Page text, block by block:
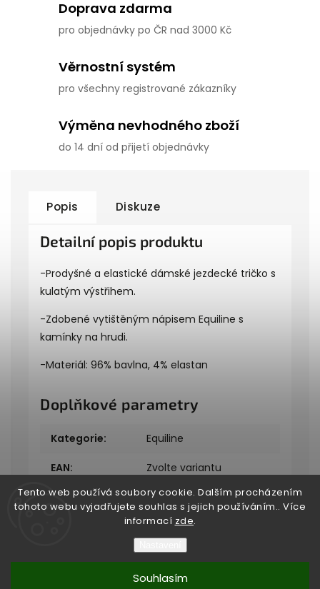
Tento web používá soubory cookie. Dalším procházením
tohoto webu vyjadřujete souhlas s jejich používáním.. Více
informací zde.
Souhlasím
Doprava zdarma
pro objednávky po ČR nad 3000 Kč
Věrnostní systém
pro všechny registrované zákazníky
Výměna nevhodného zboží
do 14 dní od přijetí objednávky
Popis Diskuze
Detailní popis produktu
-Prodyšné a elastické dámské jezdecké tričko s
kulatým výstřihem.
-Zdobené vytištěným nápisem Equiline s
kamínky na hrudi.
-Materiál: 96% bavlna, 4% elastan
Doplňkové parametry
Kategorie: Equiline
EAN: Zvolte variantu
Copyright 2026Bukefalos. Všechna práva vyhrazena.
Shoptet| Design